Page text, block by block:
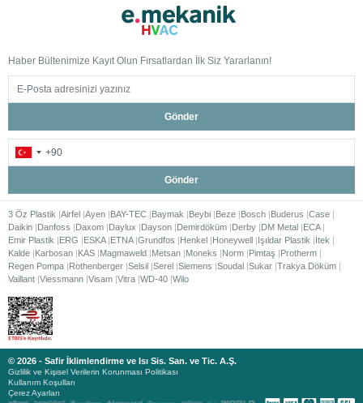
Haber Bültenimize Kayıt Olun Fırsatlardan İlk Siz Yararlanın!
Gönder
Gönder
3 Öz Plastik Airfel Ayen BAY-TEC Baymak Beybi Beze Bosch Buderus Case
Daikin Danfoss Daxom Daylux Dayson Demirdöküm Derby DM Metal ECA
Emir Plastik
ERG ESKA ETNA Grundfos Henkel Honeywell Işıldar Plastik
İtek
Kalde Karbosan KAS Magmaweld Metsan Moneks Norm Pimtaş
Protherm
Regen Pompa Rothenberger Selsil Serel Siemens Soudal Sukar Trakya Döküm
Vaillant Viessmann Visam Vitra WD-40 Wilo
© 2026 - Safir İklimlendirme ve Isı Sis. San. ve Tic. A.Ş.
Gizlilik ve Kişisel Verilerin Korunması Politikası
Kullanım Koşulları
Çerez Ayarları